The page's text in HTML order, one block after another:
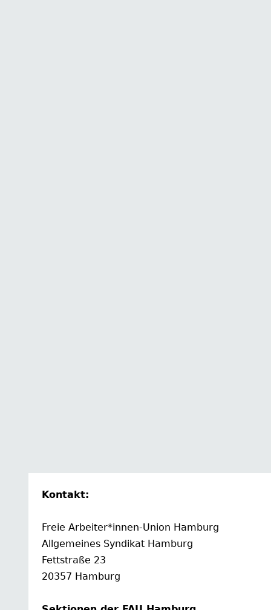
Kontakt:
Freie Arbeiter*innen-Union Hamburg
Allgemeines Syndikat Hamburg
Fettstraße 23
20357 Hamburg